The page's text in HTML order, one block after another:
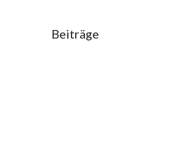
Beiträge